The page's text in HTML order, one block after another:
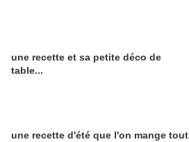
une recette et sa petite déco de
table...
une recette d'été que l'on mange tout